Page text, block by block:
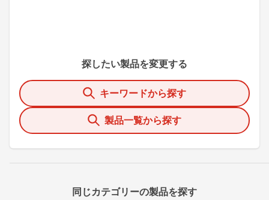
探したい製品を変更する
キーワードから探す
製品一覧から探す
同じカテゴリーの製品を探す